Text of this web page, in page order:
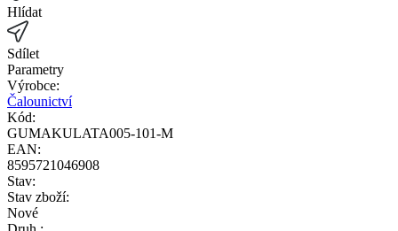
Hlídat
Sdílet
Parametry
Výrobce:
Čalounictví
Kód:
GUMAKULATA005-101-M
EAN:
8595721046908
Stav:
Stav zboží:
Nové